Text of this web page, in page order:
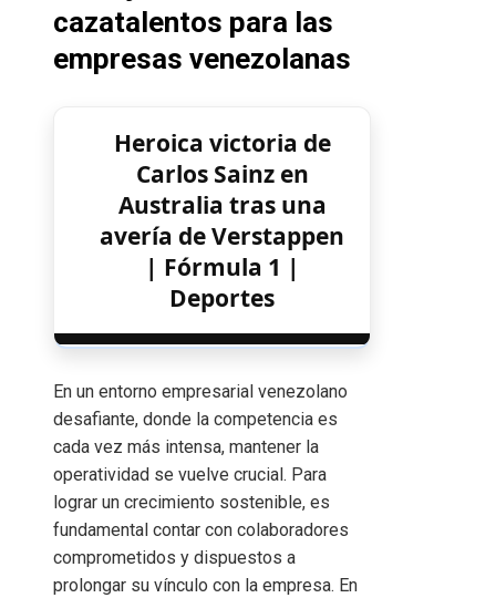
cazatalentos para las
empresas venezolanas
Heroica victoria de
Carlos Sainz en
Australia tras una
avería de Verstappen
| Fórmula 1 |
Deportes
En un entorno empresarial venezolano
desafiante, donde la competencia es
cada vez más intensa, mantener la
operatividad se vuelve crucial. Para
lograr un crecimiento sostenible, es
fundamental contar con colaboradores
comprometidos y dispuestos a
prolongar su vínculo con la empresa. En